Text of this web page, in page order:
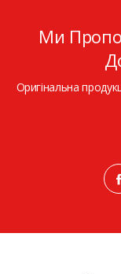
Ми
Оригінальна